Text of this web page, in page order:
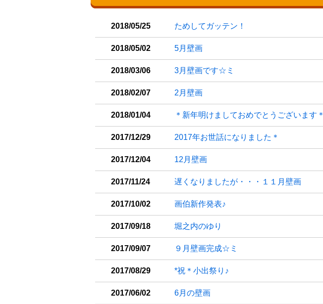
2018/05/25 ためしてガッテン！
2018/05/02 5月壁画
2018/03/06 3月壁画です☆ミ
2018/02/07 2月壁画
2018/01/04 ＊新年明けましておめでとうございます＊
2017/12/29 2017年お世話になりました＊
2017/12/04 12月壁画
2017/11/24 遅くなりましたが・・・１１月壁画
2017/10/02 画伯新作発表♪
2017/09/18 堀之内のゆり
2017/09/07 ９月壁画完成☆ミ
2017/08/29 *祝＊小出祭り♪
2017/06/02 6月の壁画